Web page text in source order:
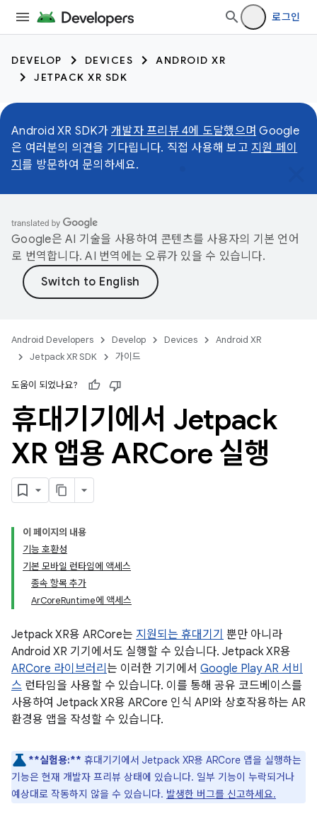
로그인
DEVELOP DEVICES
ANDROID XR
JETPACK XR SDK
Android XR SDK가 개발자 프리뷰 4에 도달했으며 Google
은 여러분의 의견을 기다립니다. 직접 사용해 보고 지원 페이
지를 방문하여 문의하세요.
Google은 AI 기술을 사용하여 콘텐츠를 사용자의 기본 언어
로 번역합니다. AI 번역에는 오류가 있을 수 있습니다.
Android Developers Develop Devices
Android XR
Jetpack XR SDK
가이드
도움이 되었나요?
휴대기기에서 Jetpack
XR 앱용 ARCore 실행
이 페이지의 내용
기능 호환성
기본 모바일 런타임에 액세스
종속 항목 추가
ArCoreRuntime에 액세스
Jetpack XR용 ARCore는 지원되는 휴대기기 뿐만 아니라
Android XR 기기에서도 실행할 수 있습니다. Jetpack XR용
ARCore 라이브러리 는 이러한 기기에서 Google Play AR 서비
스 런타임을 사용할 수 있습니다. 이를 통해 공유 코드베이스를
사용하여 Jetpack XR용 ARCore 인식 API와 상호작용하는 AR
환경용 앱을 작성할 수 있습니다.
**실험용:** 휴대기기에서 Jetpack XR용 ARCore 앱을 실행하는
기능은 현재 개발자 프리뷰 상태에 있습니다. 일부 기능이 누락되거나
예상대로 작동하지 않을 수 있습니다. 발생한 버그를 신고하세요.